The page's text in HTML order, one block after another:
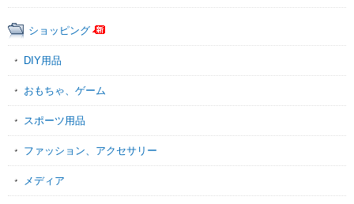
ショッピング
DIY用品
おもちゃ、ゲーム
スポーツ用品
ファッション、アクセサリー
メディア